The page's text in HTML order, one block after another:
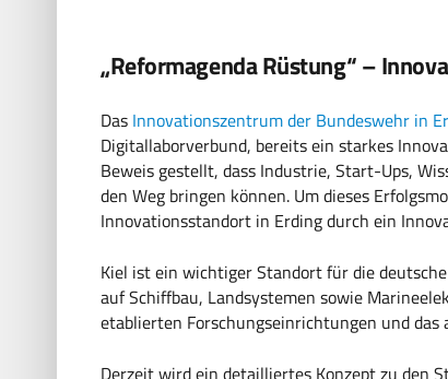
„Reformagenda Rüstung“ –
Das Innovationszentrum der Bundeswehr in
Digitallaborverbund, bereits ein starkes
Beweis gestellt, dass Industrie, Start-Ups,
den Weg bringen können. Um dieses
Innovationsstandort in Erding durch ein
Kiel ist ein wichtiger Standort für die
auf Schiffbau, Landsystemen sowie
etablierten Forschungseinrichtungen und